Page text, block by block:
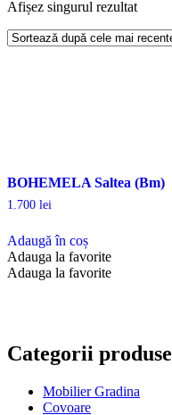
Afișez singurul rezultat
BOHEMELA Saltea (Bm)
1.700 lei
Adaugă în coș
Adauga la favorite
Adauga la favorite
Categorii produse
Mobilier Gradina
Covoare